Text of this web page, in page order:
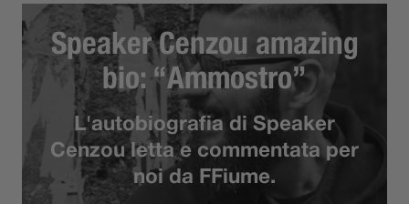
Speaker Cenzou amazing
bio: “Ammostro”
L'autobiografia di Speaker
Cenzou letta e commentata per
noi da FFiume.